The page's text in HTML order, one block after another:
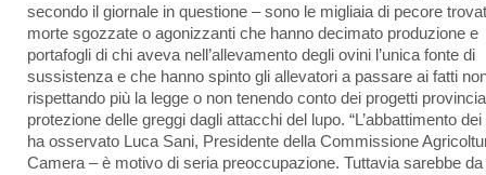
secondo il giornale in questione – sono le migliaia di pecore
morte sgozzate o agonizzanti che hanno decimato produzione e
portafogli di chi aveva nell’allevamento degli ovini l’unica fonte di
sussistenza e che hanno spinto gli allevatori a passare ai fatti
rispettando più la legge o non tenendo conto dei progetti
protezione delle greggi dagli attacchi del lupo. “L’abbattimento dei
ha osservato Luca Sani, Presidente della Commissione
Camera – è motivo di seria preoccupazione. Tuttavia sarebbe da